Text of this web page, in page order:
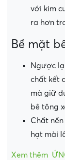
với kim
ra hơn
Bề mặt
Ngược
chất kết
mà giữ
bê tông
Chất
hạt mài
Xem thêm